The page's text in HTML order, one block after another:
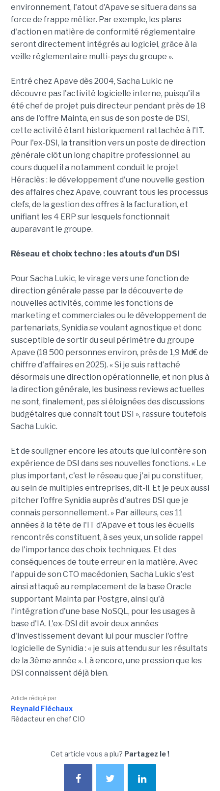
environnement, l'atout d'Apave se situera dans sa
force de frappe métier. Par exemple, les plans
d'action en matière de conformité réglementaire
seront directement intégrés au logiciel, grâce à la
veille réglementaire multi-pays du groupe ».
Entré chez Apave dès 2004, Sacha Lukic ne
découvre pas l'activité logicielle interne, puisqu'il a
été chef de projet puis directeur pendant près de 18
ans de l'offre Mainta, en sus de son poste de DSI,
cette activité étant historiquement rattachée à l'IT.
Pour l'ex-DSI, la transition vers un poste de direction
générale clôt un long chapitre professionnel, au
cours duquel il a notamment conduit le projet
Héraclès : le développement d'une nouvelle gestion
des affaires chez Apave, couvrant tous les processus
clefs, de la gestion des offres à la facturation, et
unifiant les 4 ERP sur lesquels fonctionnait
auparavant le groupe.
Réseau et choix techno : les atouts d'un DSI
Pour Sacha Lukic, le virage vers une fonction de
direction générale passe par la découverte de
nouvelles activités, comme les fonctions de
marketing et commerciales ou le développement de
partenariats, Synidia se voulant agnostique et donc
susceptible de sortir du seul périmètre du groupe
Apave (18 500 personnes environ, près de 1,9 Md€ de
chiffre d'affaires en 2025). « Si je suis rattaché
désormais une direction opérationnelle, et non plus à
la direction générale, les business reviews actuelles
ne sont, finalement, pas si éloignées des discussions
budgétaires que connaît tout DSI », rassure toutefois
Sacha Lukic.
Et de souligner encore les atouts que lui confère son
expérience de DSI dans ses nouvelles fonctions. « Le
plus important, c'est le réseau que j'ai pu constituer,
au sein de multiples entreprises, dit-il. Et je peux aussi
pitcher l'offre Synidia auprès d'autres DSI que je
connais personnellement. » Par ailleurs, ces 11
années à la tête de l'IT d'Apave et tous les écueils
rencontrés constituent, à ses yeux, un solide rappel
de l'importance des choix techniques. Et des
conséquences de toute erreur en la matière. Avec
l'appui de son CTO macédonien, Sacha Lukic s'est
ainsi attaqué au remplacement de la base Oracle
supportant Mainta par Postgre, ainsi qu'à
l'intégration d'une base NoSQL, pour les usages à
base d'IA. L'ex-DSI dit avoir deux années
d'investissement devant lui pour muscler l'offre
logicielle de Synidia : « je suis attendu sur les résultats
de la 3ème année ». Là encore, une pression que les
DSI connaissent déjà bien.
Article rédigé par
Reynald Fléchaux
Rédacteur en chef CIO
Cet article vous a plu? Partagez le !